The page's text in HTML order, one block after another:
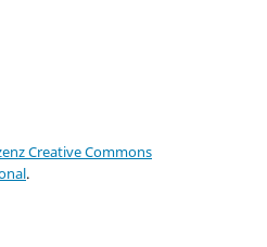
Creative Commons
.